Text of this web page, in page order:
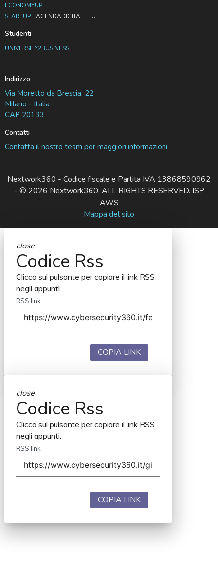
ECONOMYUP
STARTUP
AGENDADIGITALE.EU
Studenti
UNIVERSITY2BUSINESS
Indirizzo
Via Moretto da Brescia, 22
Milano - Italia
CAP 20133
Contatti
Contatta il nostro team per maggiori informazioni
Nextwork360 - Codice fiscale e Partita IVA 13868590962
- © 2026 Nextwork360. ALL RIGHTS RESERVED. ISP
AWS
Mappa del sito
close
Codice Rss
Clicca sul pulsante per copiare il link RSS
negli appunti.
RSS link
COPIA LINK
close
Codice Rss
Clicca sul pulsante per copiare il link RSS
negli appunti.
RSS link
COPIA LINK